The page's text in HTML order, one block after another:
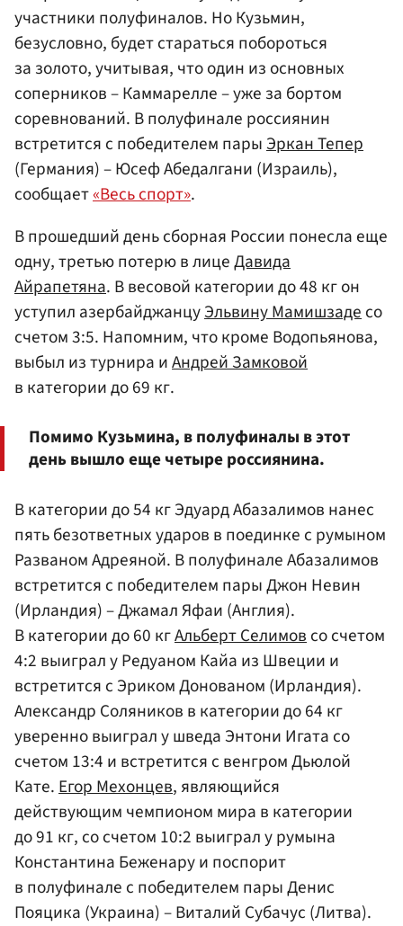
участники полуфиналов. Но Кузьмин,
безусловно, будет стараться побороться
за золото, учитывая, что один из основных
соперников – Каммарелле – уже за бортом
соревнований. В полуфинале россиянин
встретится с победителем парыЭркан Тепер
(Германия) – Юсеф Абедалгани (Израиль),
сообщает«Весь спорт».
В прошедший день сборная России понесла еще
одну, третью потерю в лицеДавида
Айрапетяна. В весовой категории до 48 кг он
уступил азербайджанцуЭльвину Мамишзадесо
счетом 3:5. Напомним, что кроме Водопьянова,
выбыл из турнира иАндрей Замковой
в категории до 69 кг.
Помимо Кузьмина, в полуфиналы в этот
день вышло еще четыре россиянина.
В категории до 54 кг Эдуард Абазалимов нанес
пять безответных ударов в поединке с румыном
Разваном Адреяной. В полуфинале Абазалимов
встретится с победителем пары Джон Невин
(Ирландия) – Джамал Яфаи (Англия).
В категории до 60 кгАльберт Селимов со счетом
4:2 выиграл у Редуаном Кайа из Швеции и
встретится с Эриком Донованом (Ирландия).
Александр Соляников в категории до 64 кг
уверенно выиграл у шведа Энтони Игата со
счетом 13:4 и встретится с венгром Дьюлой
Кате. Егор Мехонцев, являющийся
действующим чемпионом мира в категории
до 91 кг, со счетом 10:2 выиграл у румына
Константина Беженару и поспорит
в полуфинале с победителем пары Денис
Пояцика (Украина) – Виталий Субачус (Литва).